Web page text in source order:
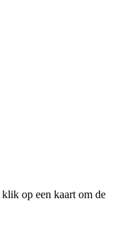
op een kaart om de